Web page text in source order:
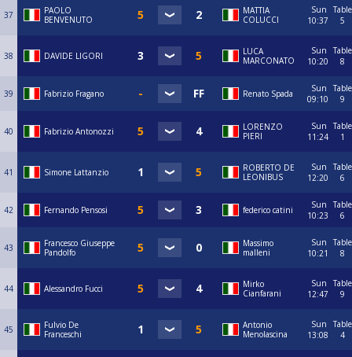
37
PAOLO
BENVENUTO
MATTIA
COLUCCI
Sun
10:37
Table
5
38 DAVIDE LIGORI
LUCA
MARCONATO
Sun
10:20
Table
8
39 Fabrizio Fragano Renato Spada
Sun
09:10
Table
9
40 Fabrizio Antonozzi
LORENZO
PIERI
Sun
11:24
Table
1
41 Simone Lattanzio
ROBERTO DE
LEONIBUS
Sun
12:20
Table
6
42 Fernando Pensosi federico catini
Sun
10:23
Table
6
43
Francesco Giuseppe
Pandolfo
Massimo
malleni
Sun
10:21
Table
8
44 Alessandro Fucci
Mirko
Cianfarani
Sun
12:47
Table
9
45
Fulvio De
Franceschi
Antonio
Menolascina
Sun
13:08
Table
4